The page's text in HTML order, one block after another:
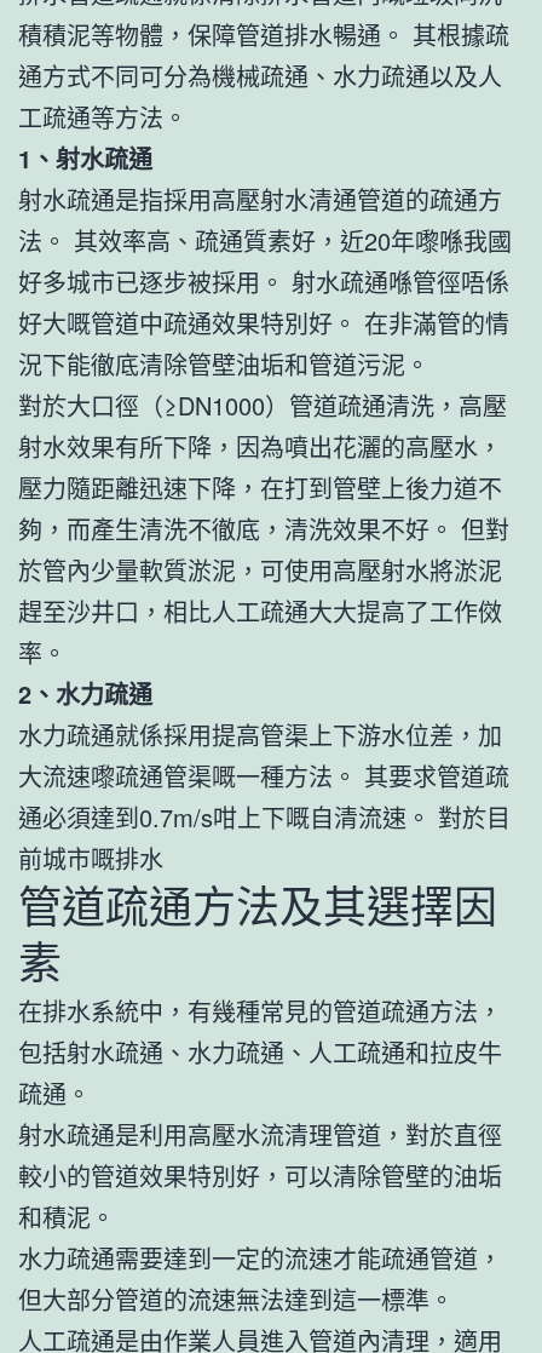
積積泥等物體，保障管道排水暢通。 其根據疏
通方式不同可分為機械疏通、水力疏通以及人
工疏通等方法。
1、射水疏通
射水疏通是指採用高壓射水清通管道的疏通方
法。 其效率高、疏通質素好，近20年嚟喺我國
好多城市已逐步被採用。 射水疏通喺管徑唔係
好大嘅管道中疏通效果特別好。 在非滿管的情
況下能徹底清除管壁油垢和管道污泥。
對於大口徑（≥DN1000）管道疏通清洗，高壓
射水效果有所下降，因為噴出花灑的高壓水，
壓力隨距離迅速下降，在打到管壁上後力道不
夠，而產生清洗不徹底，清洗效果不好。 但對
於管內少量軟質淤泥，可使用高壓射水將淤泥
趕至沙井口，相比人工疏通大大提高了工作傚
率。
2、水力疏通
水力疏通就係採用提高管渠上下游水位差，加
大流速嚟疏通管渠嘅一種方法。 其要求管道疏
通必須達到0.7m/s咁上下嘅自清流速。 對於目
前城市嘅排水
管道疏通方法及其選擇因
素
在排水系統中，有幾種常見的管道疏通方法，
包括射水疏通、水力疏通、人工疏通和拉皮牛
疏通。
射水疏通是利用高壓水流清理管道，對於直徑
較小的管道效果特別好，可以清除管壁的油垢
和積泥。
水力疏通需要達到一定的流速才能疏通管道，
但大部分管道的流速無法達到這一標準。
人工疏通是由作業人員進入管道內清理，適用